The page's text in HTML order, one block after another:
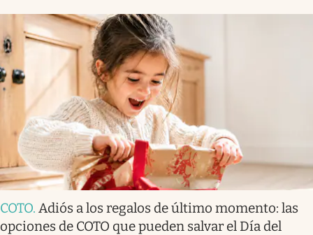
COTO. Adiós a los regalos de último momento: las
opciones de COTO que pueden salvar el Día del